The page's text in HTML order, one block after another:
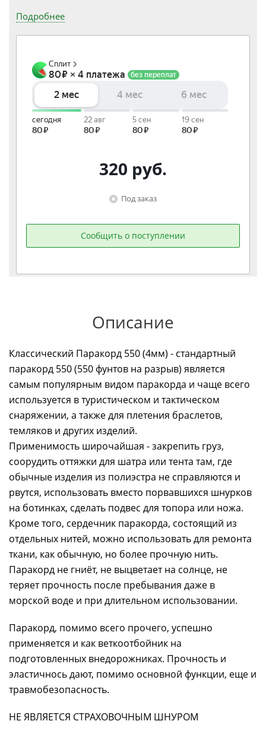
Подробнее
320 руб.
Под заказ
Сообщить о поступлении
Описание
Классический Паракорд 550 (4мм) - cтандартный
паракорд 550 (550 фунтов на разрыв) является
самым популярным видом паракорда и чаще всего
используется в туристическом и тактическом
снаряжении, а также для плетения браслетов,
темляков и других изделий.
Применимость широчайшая - закрепить груз,
соорудить оттяжки для шатра или тента там, где
обычные изделия из полиэстра не справляются и
рвутся, использовать вместо порвавшихся шнурков
на ботинках, сделать подвес для топора или ножа.
Кроме того, сердечник паракорда, состоящий из
отдельных нитей, можно использовать для ремонта
ткани, как обычную, но более прочную нить.
Паракорд не гниёт, не выцветает на солнце, не
теряет прочность после пребывания даже в
морской воде и при длительном использовании.
Паракорд, помимо всего прочего, успешно
применяется и как веткоотбойник на
подготовленных внедорожниках. Прочность и
эластичнось дают, помимо основной функции, еще и
травмобезопасность.
НЕ ЯВЛЯЕТСЯ СТРАХОВОЧНЫМ ШНУРОМ